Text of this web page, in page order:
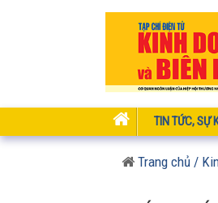
TIN TỨC, SỰ
Trang chủ /